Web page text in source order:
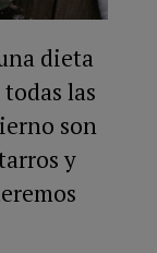
dieta
las
son
y